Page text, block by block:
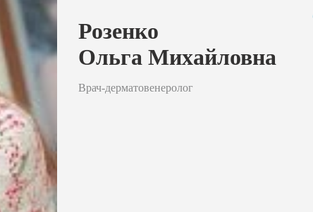
Розенко
Ольга Михайловна
Врач-дерматовенеролог